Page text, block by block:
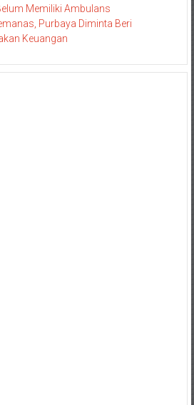
Memiliki Ambulans
Purbaya Diminta Beri
Keuangan